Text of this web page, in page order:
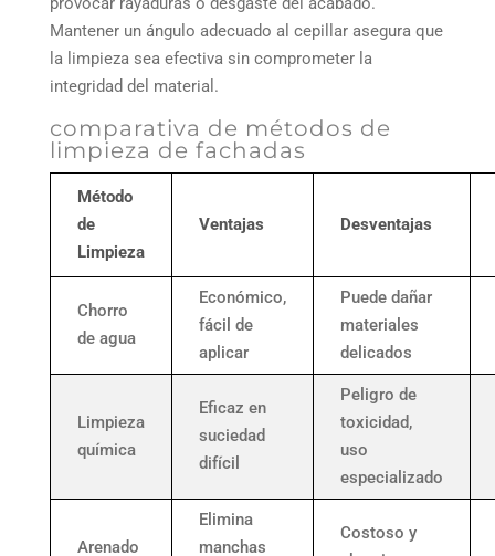
Mantener un ángulo adecuado al cepillar asegura que
la limpieza sea efectiva sin comprometer la
integridad del material.
comparativa de métodos de
limpieza de fachadas
Método
de
Limpieza
Ventajas Desventajas
Chorro
de agua
Económico,
fácil de
aplicar
Puede dañar
materiales
delicados
Limpieza
química
Eficaz en
suciedad
difícil
Peligro de
toxicidad,
uso
especializado
Arenado
Elimina
manchas
Costoso y